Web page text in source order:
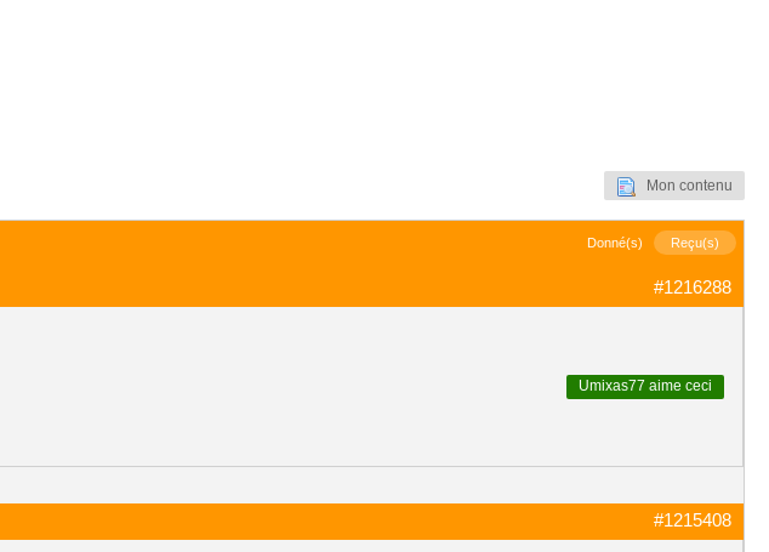
Mon contenu
Donné(s) Reçu(s)
#1216288
Umixas77 aime ceci
#1215408